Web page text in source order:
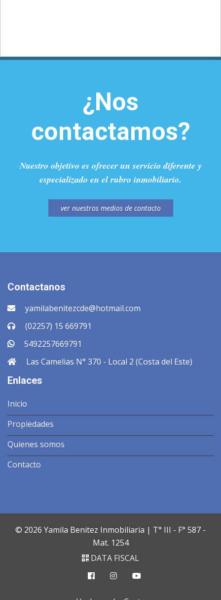
¿Nos
contactamos?
Nuestro objetivo es ofrecer un servicio diferente y
especializado en el rubro inmobiliario.
ver nuestros medios de contacto
Contactanos
yamilabenitezcde@hotmail.com
(02257) 15 669791
5492257669791
Las Camelias N° 370 - Local 2 (Costa del Este)
Enlaces
Inicio
Propiedades
Quienes somos
Contacto
© 2026 Yamila Benitez Inmobiliaria | T° III - F° 587 -
Mat. 1254
DATA FISCAL